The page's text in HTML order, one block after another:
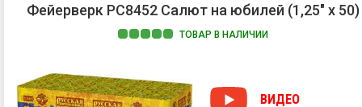
и
Фейерверк РС8452 Салют на юбилей (1,25" х 50)
ТОВАР В НАЛИЧИИ
ВИДЕО